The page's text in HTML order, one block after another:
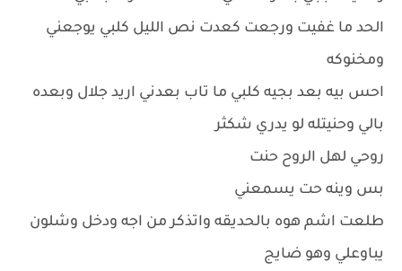
الحد ما غفيت ورجعت كعدت نص الليل كلبي يوجعني
ومخنوكه
احس بيه بعد بجيه كلبي ما تاب بعدني اريد جلال وبعده
بالي وحنيتله لو يدري شكثر
روحي لهل الروح حنت
بس وينه حت يسمعني
طلعت اشم هوه بالحديقه واتذكر من اجه ودخل وشلون
يباوعلي وهو ضايج